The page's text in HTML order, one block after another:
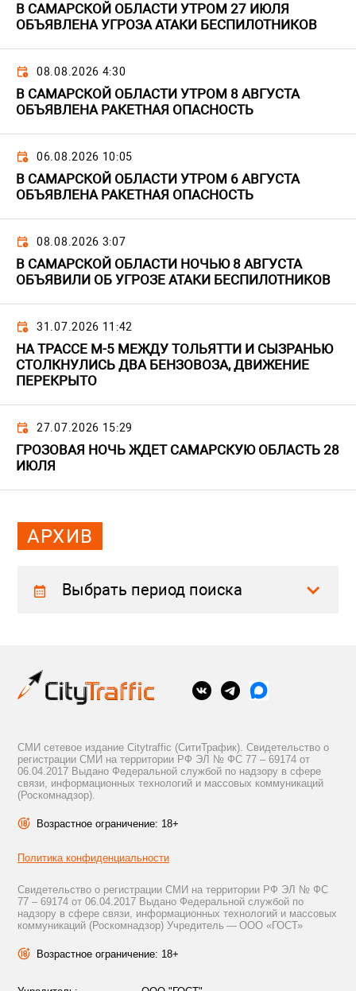
В САМАРСКОЙ ОБЛАСТИ УТРОМ 27 ИЮЛЯ
ОБЪЯВЛЕНА УГРОЗА АТАКИ БЕСПИЛОТНИКОВ
08.08.2026 4:30
В САМАРСКОЙ ОБЛАСТИ УТРОМ 8 АВГУСТА
ОБЪЯВЛЕНА РАКЕТНАЯ ОПАСНОСТЬ
06.08.2026 10:05
В САМАРСКОЙ ОБЛАСТИ УТРОМ 6 АВГУСТА
ОБЪЯВЛЕНА РАКЕТНАЯ ОПАСНОСТЬ
08.08.2026 3:07
В САМАРСКОЙ ОБЛАСТИ НОЧЬЮ 8 АВГУСТА
ОБЪЯВИЛИ ОБ УГРОЗЕ АТАКИ БЕСПИЛОТНИКОВ
31.07.2026 11:42
НА ТРАССЕ М-5 МЕЖДУ ТОЛЬЯТТИ И СЫЗРАНЬЮ
СТОЛКНУЛИСЬ ДВА БЕНЗОВОЗА, ДВИЖЕНИЕ
ПЕРЕКРЫТО
27.07.2026 15:29
ГРОЗОВАЯ НОЧЬ ЖДЕТ САМАРСКУЮ ОБЛАСТЬ 28
ИЮЛЯ
АРХИВ
Выбрать период поиска
СМИ сетевое издание Citytraffic (СитиТрафик). Свидетельство о
регистрации СМИ на территории РФ ЭЛ № ФС 77 – 69174 от
06.04.2017 Выдано Федеральной службой по надзору в сфере
связи, информационных технологий и массовых коммуникаций
(Роскомнадзор).
Возрастное ограничение: 18+
Политика конфиденциальности
Свидетельство о регистрации СМИ на территории РФ ЭЛ № ФС
77 – 69174 от 06.04.2017 Выдано Федеральной службой по
надзору в сфере связи, информационных технологий и массовых
коммуникаций (Роскомнадзор) Учредитель — ООО «ГОСТ»
Возрастное ограничение: 18+